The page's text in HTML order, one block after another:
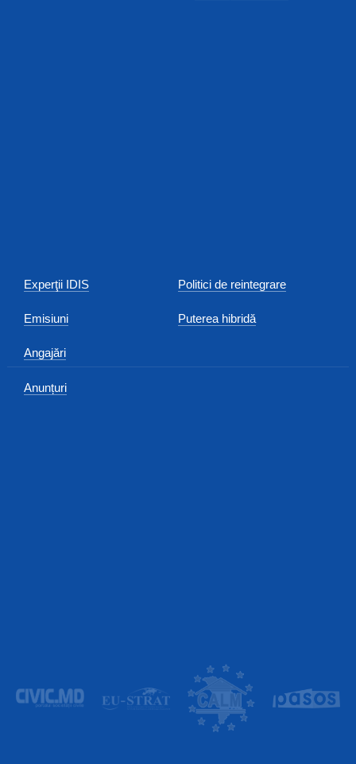
Experţii IDIS
Emisiuni
Angajări
Anunțuri
Politici de reintegrare
Puterea hibridă